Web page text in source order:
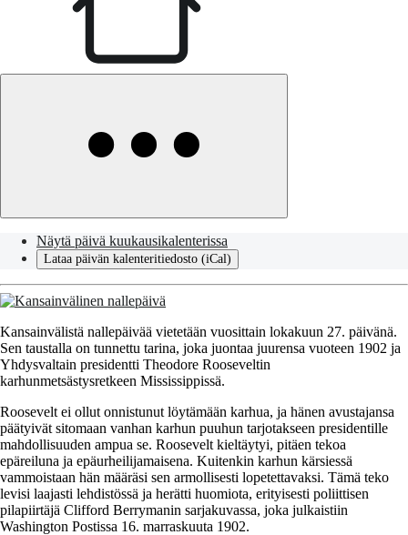
Näytä päivä kuukausikalenterissa
Lataa päivän kalenteritiedosto (iCal)
Kansainvälistä nallepäivää vietetään vuosittain lokakuun 27. päivänä.
Sen taustalla on tunnettu tarina, joka juontaa juurensa vuoteen 1902 ja
Yhdysvaltain presidentti Theodore Rooseveltin
karhunmetsästysretkeen Mississippissä.
Roosevelt ei ollut onnistunut löytämään karhua, ja hänen avustajansa
päätyivät sitomaan vanhan karhun puuhun tarjotakseen presidentille
mahdollisuuden ampua se. Roosevelt kieltäytyi, pitäen tekoa
epäreiluna ja epäurheilijamaisena. Kuitenkin karhun kärsiessä
vammoistaan hän määräsi sen armollisesti lopetettavaksi. Tämä teko
levisi laajasti lehdistössä ja herätti huomiota, erityisesti poliittisen
pilapiirtäjä Clifford Berrymanin sarjakuvassa, joka julkaistiin
Washington Postissa 16. marraskuuta 1902.